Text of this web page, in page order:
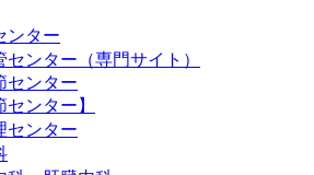
ンター
センター（専門サイト）
センター
センター】
センター